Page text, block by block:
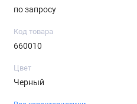
по запросу
Код товара
660010
Цвет
Черный